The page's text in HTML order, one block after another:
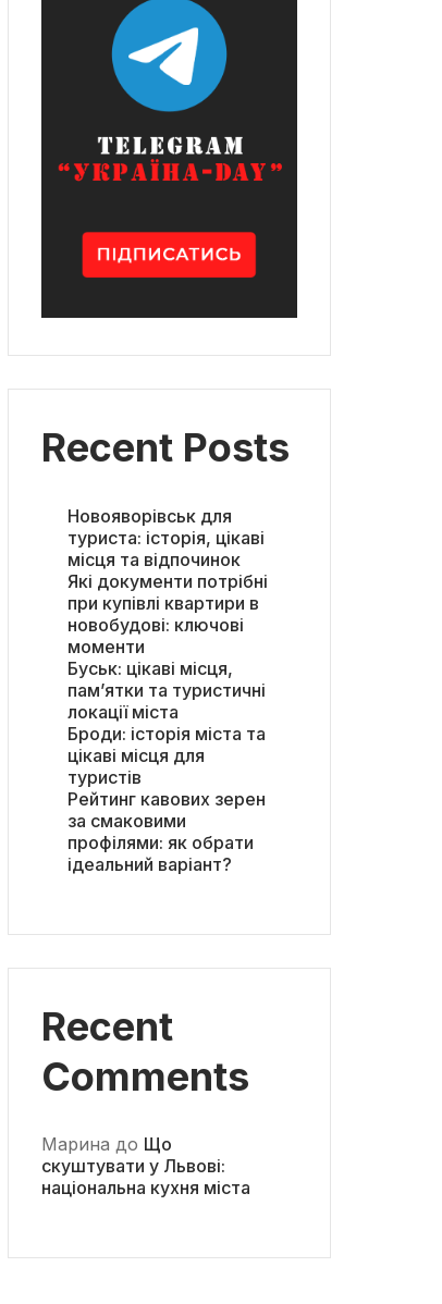
Recent Posts
Новояворівськ для
туриста: історія, цікаві
місця та відпочинок
Які документи потрібні
при купівлі квартири в
новобудові: ключові
моменти
Буськ: цікаві місця,
пам’ятки та туристичні
локації міста
Броди: історія міста та
цікаві місця для
туристів
Рейтинг кавових зерен
за смаковими
профілями: як обрати
ідеальний варіант?
Recent
Comments
Марина до Що
скуштувати у Львові:
національна кухня міста